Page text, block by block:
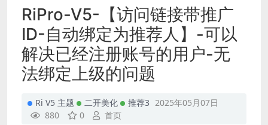
RiPro-V5-【访问链接带推广
ID-自动绑定为推荐人】-可以
解决已经注册账号的用户-无
法绑定上级的问题
Ri V5 主题 二开美化 推荐3 2025年05月07日
880
0 首页